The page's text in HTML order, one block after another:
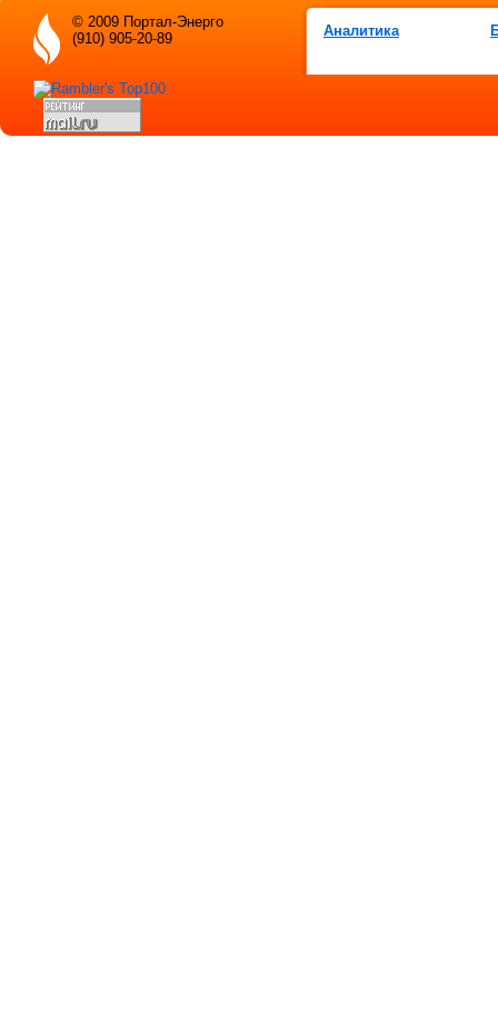
Аналитика
© 2009 Портал-Энерго
(910) 905-20-89